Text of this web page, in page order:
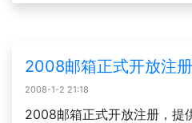
2008邮箱正式开放注册
2008-1-2 21:18
2008邮箱正式开放注册，提